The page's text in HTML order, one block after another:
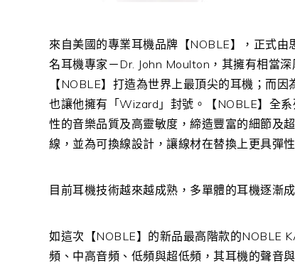
來自美國的專業耳機品牌【NOBLE】，正式
名耳機專家－Dr. John Moulton，其擁有相當
【NOBLE】打造為世界上最頂尖的耳機；而
也讓他擁有「Wizard」封號。【NOBLE】全
性的音樂品質及高靈敏度，締造豐富的細節及
線，並為可換線設計，讓線材在替換上更具彈
目前耳機技術越來越成熟，多單體的耳機逐漸
如這次【NOBLE】的新品最高階款的NOBLE
頻、中高音頻、低頻與超低頻，其耳機的聲音